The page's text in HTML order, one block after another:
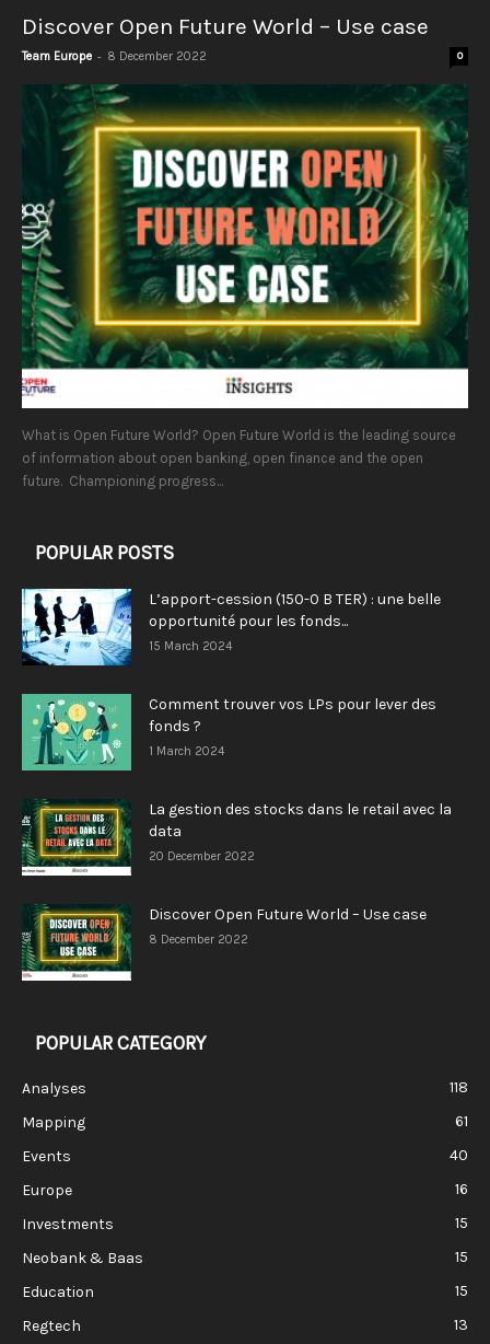
Discover Open Future World – Use case
Team Europe - 8 December 2022 0
What is Open Future World? Open Future World is the leading source
of information about open banking, open finance and the open
future. Championing progress...
POPULAR POSTS
L’apport-cession (150-0 B TER) : une belle
opportunité pour les fonds...
15 March 2024
Comment trouver vos LPs pour lever des
fonds ?
1 March 2024
La gestion des stocks dans le retail avec la
data
20 December 2022
Discover Open Future World – Use case
8 December 2022
POPULAR CATEGORY
Analyses
118
Mapping
61
Events
40
Europe
16
Investments
15
Neobank & Baas
15
Education
15
Regtech
13